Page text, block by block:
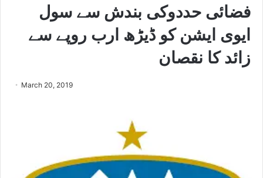
فضائی حددوکی بندش سے سول
ایوی ایشن کو ڈیڑھ ارب روپے سے
زائد کا نقصان
March 20, 2019